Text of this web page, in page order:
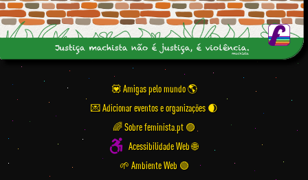
💟 Amigas pelo mundo
💌 Adicionar eventos e organizações
🌈 Sobre feminista.pt 🟣
Acessibilidade Web 🌐
🌱 Ambiente Web 🟢